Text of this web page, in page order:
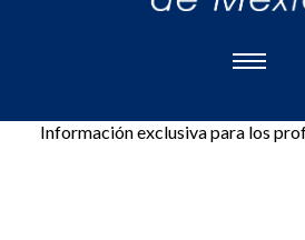
Información exclusiva para los